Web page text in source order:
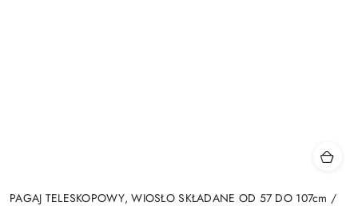
PAGAJ TELESKOPOWY, WIOSŁO SKŁADANE OD 57 DO 107cm /